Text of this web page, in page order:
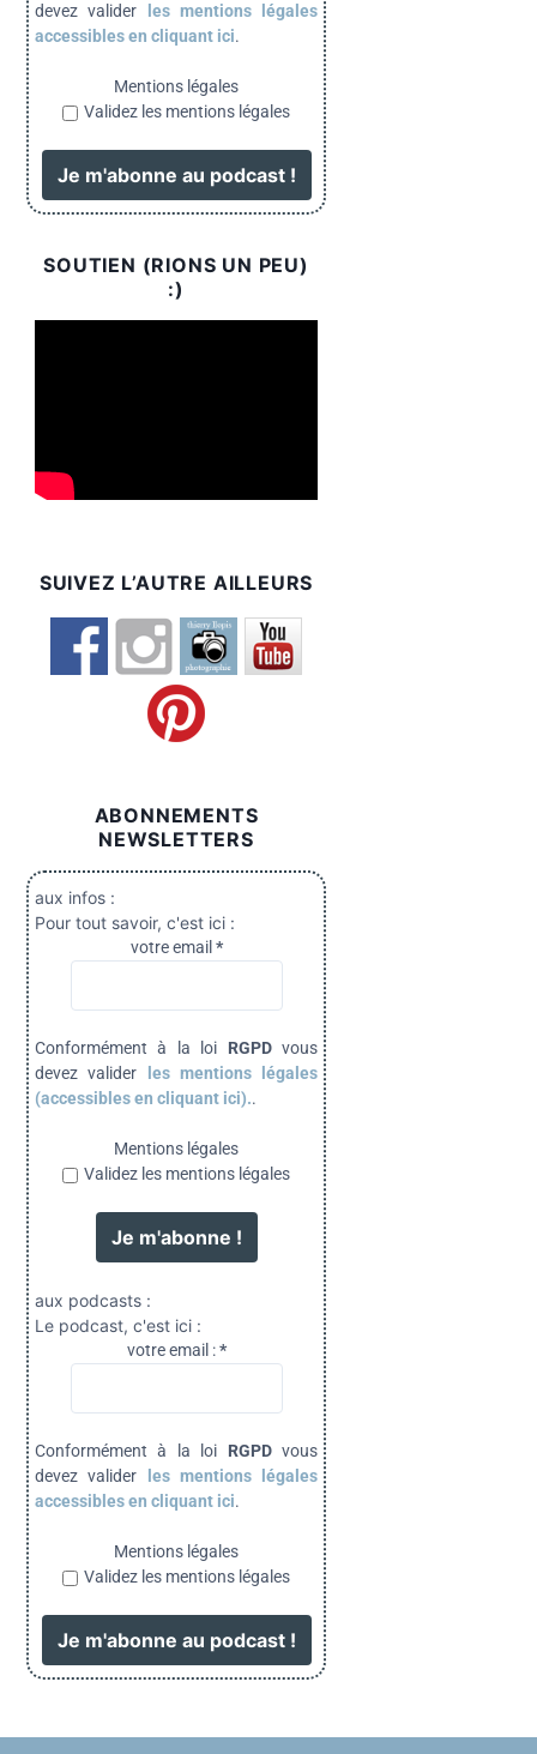
devez valider
les mentions légales
accessibles en cliquant ici.
Mentions légales
Validez les mentions légales
SOUTIEN (RIONS UN PEU)
:)
SUIVEZ L’AUTRE AILLEURS
ABONNEMENTS
NEWSLETTERS
aux infos :
Pour tout savoir, c'est ici :
votre email *
Conformément à la loi RGPDvous
devez valider
les mentions légales
(accessibles en cliquant ici)..
Mentions légales
Validez les mentions légales
aux podcasts :
Le podcast, c'est ici :
votre email :*
Conformément à la loi RGPDvous
devez valider
les mentions légales
accessibles en cliquant ici.
Mentions légales
Validez les mentions légales